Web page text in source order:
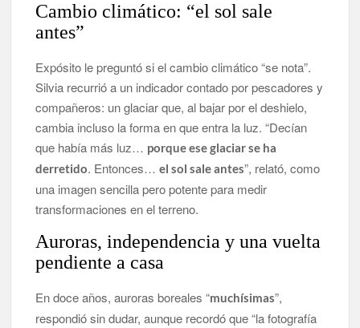
Cambio climático: “el sol sale
antes”
Expósito le preguntó si el cambio climático “se nota”.
Silvia recurrió a un indicador contado por pescadores y
compañeros: un glaciar que, al bajar por el deshielo,
cambia incluso la forma en que entra la luz. “Decían
que había más luz… porque ese glaciar se ha
derretido. Entonces…el sol sale antes”, relató, como
una imagen sencilla pero potente para medir
transformaciones en el terreno.
Auroras, independencia y una vuelta
pendiente a casa
En doce años, auroras boreales “muchísimas”,
respondió sin dudar, aunque recordó que “la fotografía